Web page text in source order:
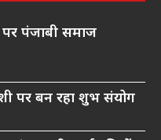
पर पंजाबी समाज
पर बन रहा शुभ संयोग